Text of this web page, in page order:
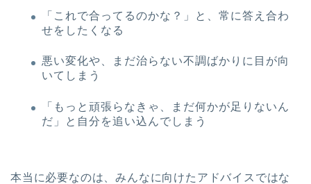
「これで合ってるのかな？」と、常に答え合わ
せをしたくなる
悪い変化や、まだ治らない不調ばかりに目が向
いてしまう
「もっと頑張らなきゃ、まだ何かが足りないん
だ」と自分を追い込んでしまう
本当に必要なのは、みんなに向けたアドバイスではな